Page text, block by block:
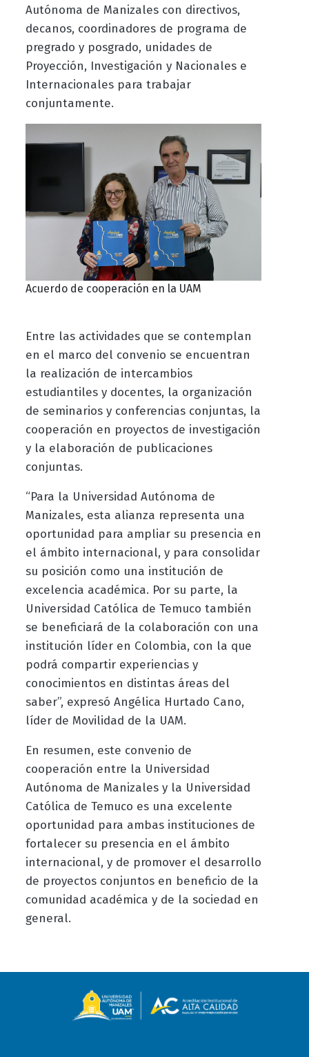
Autónoma de Manizales con directivos,
decanos, coordinadores de programa de
pregrado y posgrado, unidades de
Proyección, Investigación y Nacionales e
Internacionales para trabajar
conjuntamente.
Acuerdo de cooperación en la UAM
Entre las actividades que se contemplan
en el marco del convenio se encuentran
la realización de intercambios
estudiantiles y docentes, la organización
de seminarios y conferencias conjuntas, la
cooperación en proyectos de investigación
y la elaboración de publicaciones
conjuntas.
“Para la Universidad Autónoma de
Manizales, esta alianza representa una
oportunidad para ampliar su presencia en
el ámbito internacional, y para consolidar
su posición como una institución de
excelencia académica. Por su parte, la
Universidad Católica de Temuco también
se beneficiará de la colaboración con una
institución líder en Colombia, con la que
podrá compartir experiencias y
conocimientos en distintas áreas del
saber”, expresó Angélica Hurtado Cano,
líder de Movilidad de la UAM.
En resumen, este convenio de
cooperación entre la Universidad
Autónoma de Manizales y la Universidad
Católica de Temuco es una excelente
oportunidad para ambas instituciones de
fortalecer su presencia en el ámbito
internacional, y de promover el desarrollo
de proyectos conjuntos en beneficio de la
comunidad académica y de la sociedad en
general.